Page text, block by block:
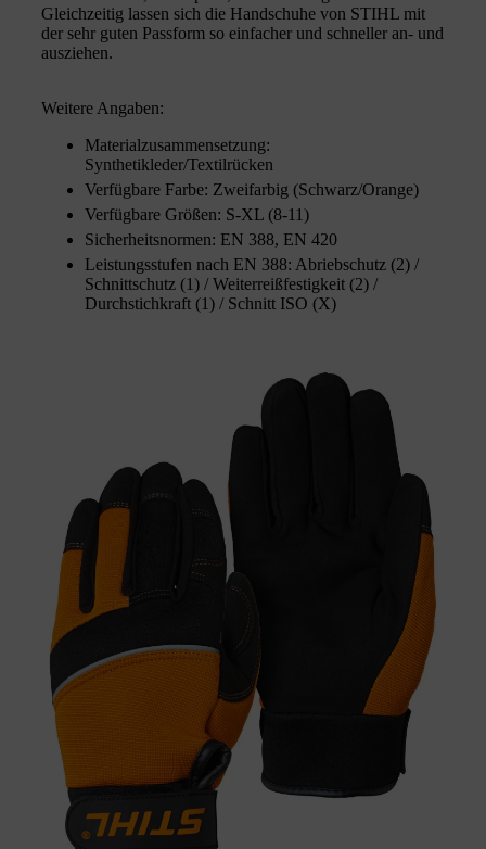
Gleichzeitig lassen sich die Handschuhe von STIHL mit
der sehr guten Passform so einfacher und schneller an- und
ausziehen.
Weitere Angaben:
Materialzusammensetzung:
Synthetikleder/Textilrücken
Verfügbare Farbe: Zweifarbig (Schwarz/Orange)
Verfügbare Größen: S-XL (8-11)
Sicherheitsnormen: EN 388, EN 420
Leistungsstufen nach EN 388: Abriebschutz (2) /
Schnittschutz (1) / Weiterreißfestigkeit (2) /
Durchstichkraft (1) / Schnitt ISO (X)